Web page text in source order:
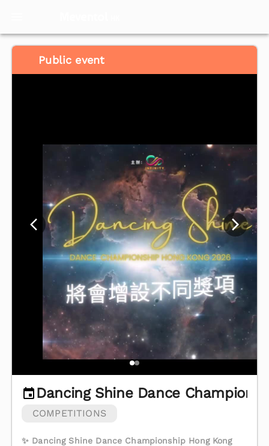
Public event
Dancing Shine Dance
COMPETITIONS
✨ Dancing Shine Dance Championship Hong Kong